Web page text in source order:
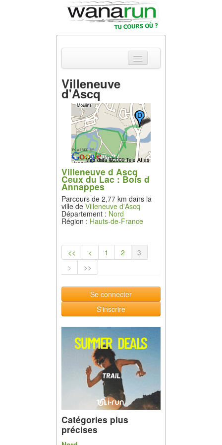
Actualités
Equipements &
Tests
Parcours &
Courses
Outils & Réseaux
Villeneuve
d'Ascq
Villeneuve d Ascq
Ceux du Lac : Bois d
Annappes
Parcours de 2,77 km dans la
ville de Villeneuve d'Ascq
Département : Nord
Région : Hauts-de-France
<< < 1 2
3
>
>>
Se connecter
S'inscrire
Catégories plus
précises